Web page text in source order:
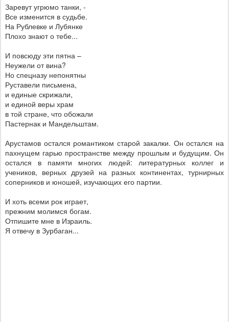
Заревут угрюмо танки, -
Все изменится в судьбе.
На Рублевке и Лубянке
Плохо знают о тебе...
И повсюду эти пятна –
Неужели от вина?
Но спецназу непонятны
Руставели письмена,
и единые скрижали,
и единой веры храм
в той стране, что обожали
Пастернак и Мандельштам.
Арустамов остался романтиком старой закалки. Он остался на
пахнущем гарью пространстве между прошлым и будущим. Он
остался в памяти многих людей: литературных коллег и
учеников, верных друзей на разных континентах, турнирных
соперников и юношей, изучающих его партии.
И хоть всеми рок играет,
прежним молимся богам.
Отпишите мне в Израиль.
Я отвечу в Зурбаган...